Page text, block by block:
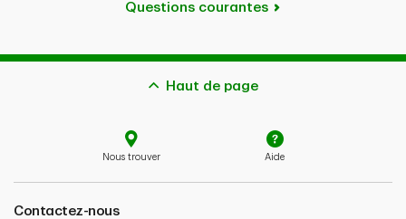
Questions courantes
Haut de page
Nous trouver Aide
Contactez-nous